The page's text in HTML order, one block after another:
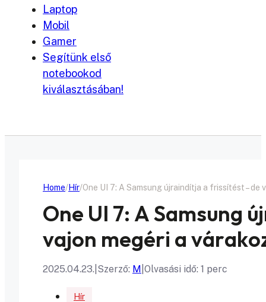
Laptop
Mobil
Gamer
Segítünk első
notebookod
kiválasztásában!
Home Hír One UI 7: A Samsung újraindítja a frissítést – de
One UI 7: A Samsung
vajon megéri a
2025.04.23. Szerző: M Olvasási idő: 1 perc
Hír